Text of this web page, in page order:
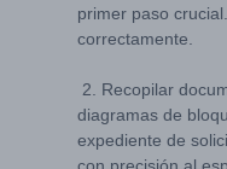
primer paso
correctamente.
2. Recopilar
diagramas de
expediente de